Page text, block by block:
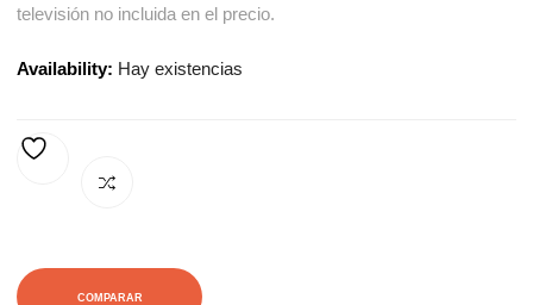
televisión no incluida en el precio.
Availability: Hay existencias
COMPARAR